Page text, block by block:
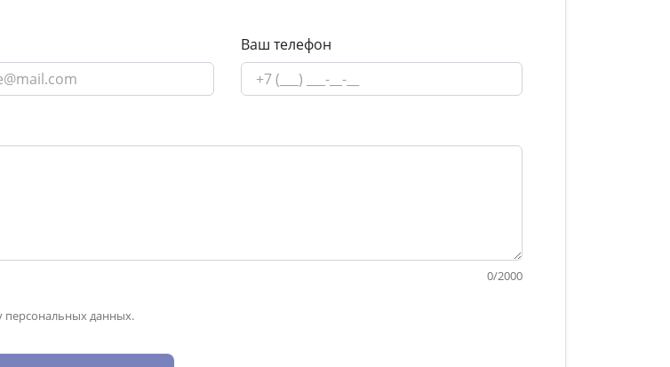
Ваш телефон
0/2000
персональных данных.